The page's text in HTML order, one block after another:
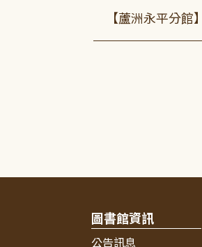
【蘆洲永平分館
圖書館資訊
公告訊息